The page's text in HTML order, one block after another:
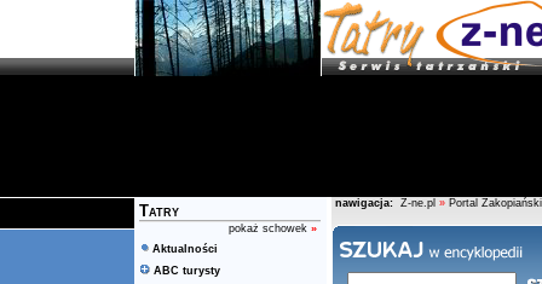
Tatry
pokaż schowek »
Aktualności
ABC turysty
nawigacja: Z-ne.pl » Portal Zakopiański